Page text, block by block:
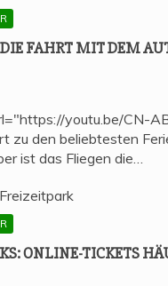
FAHRT MIT DEM
youtu.be/CN-
zu den beliebtesten
ist das Fliegen die…
ONLINE-TICKETS